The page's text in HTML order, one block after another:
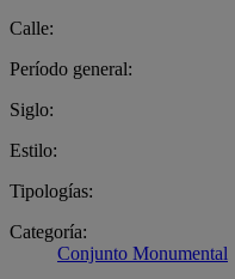
Calle:
Período general:
Siglo:
Estilo:
Tipologías:
Categoría:
Conjunto Monumental